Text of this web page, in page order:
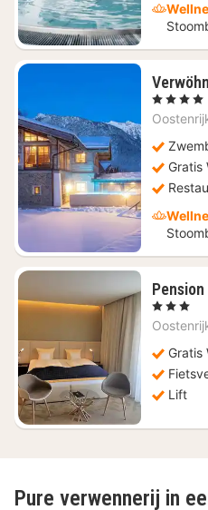
, 4 Sterren
Gratis
, 3 Sterren
Gratis
Lift
Pure verwennerij in